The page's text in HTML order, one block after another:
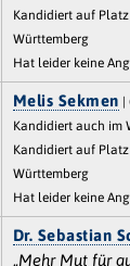
Kandidiert auf
Württemberg
Hat leider keine
Melis Sekmen
Kandidiert auch im
Kandidiert auf
Württemberg
Hat leider keine
Dr. Sebastian
„Mehr Mut für